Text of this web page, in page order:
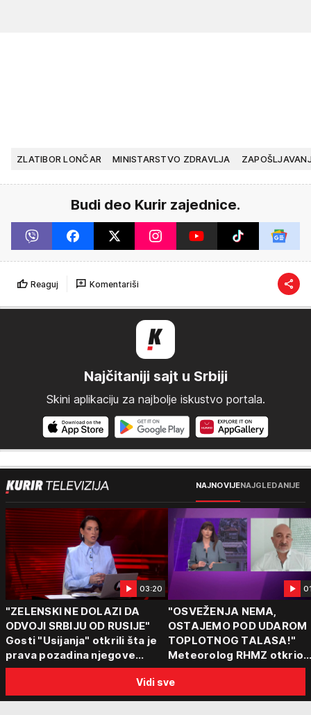
ZLATIBOR LONČAR MINISTARSTVO ZDRAVLJA
Budi deo Kurir zajednice.
Reaguj Komentariši
Najčitaniji sajt u Srbiji
Skini aplikaciju za najbolje iskustvo portala.
NAJNOVIJENAJGLEDANIJE
03:20
"ZELENSKI NE DOLAZI DA
ODVOJI SRBIJU OD RUSIJE"
Gosti "Usijanja" otkrili šta je
prava pozadina njegove
posete Beogradu
"OSVEŽENJA NEMA,
OSTAJEMO POD UDAROM
TOPLOTNOG TALASA!"
Meteorolog RHMZ otkrio
kakvo vreme nas čeka do
kraja avgusta
Vidi sve